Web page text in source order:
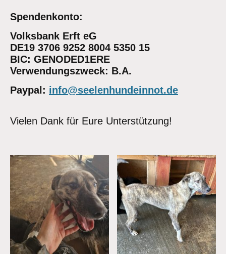
Spendenkonto:
Volksbank Erft eG
DE19 3706 9252 8004 5350 15
BIC: GENODED1ERE
Verwendungszweck: B.A.
Paypal: info@seelenhundeinnot.de
Vielen Dank für Eure Unterstützung!